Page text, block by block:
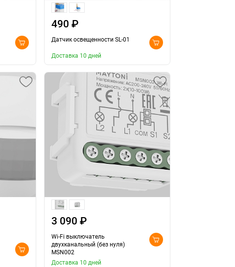
490 ₽
Датчик освещенности SL-01
Доставка 10 дней
3 090 ₽
Wi-Fi выключатель
двухканальный (без нуля)
MSN002
Доставка 10 дней